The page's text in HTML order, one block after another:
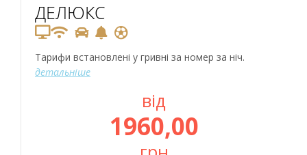
ДЕЛЮКС
Тарифи встановлені у гривні за номер за ніч.
детальніше
від
1960,00